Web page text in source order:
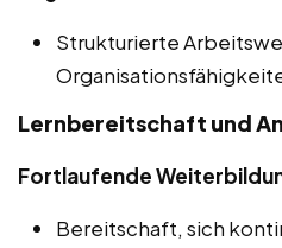
Strukturierte
Lernbereitschaft und
Fortlaufende
Bereitschaft, sich